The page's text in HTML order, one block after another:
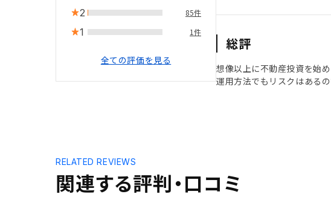
2 85件
1 1件
全ての評価を見る
総評
想像以上に不動産投資を始
運用方法でもリスクはある
関連する評判・口コミ
RELATED REVIEWS